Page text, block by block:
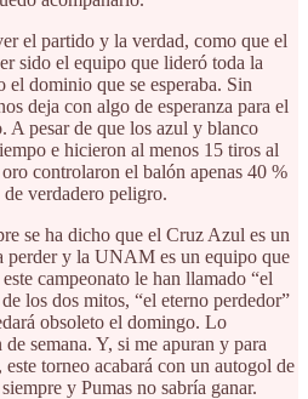
el partido y la verdad, como que el
sido el equipo que lideró toda la
dominio que se esperaba. Sin
deja con algo de esperanza para el
A pesar de que los azul y blanco
e hicieron al menos 15 tiros al
controlaron el balón apenas 40 %
verdadero peligro.
se ha dicho que el Cruz Azul es un
perder y la UNAM es un equipo que
campeonato le han llamado “el
los dos mitos, “el eterno perdedor”
obsoleto el domingo. Lo
semana. Y, si me apuran y para
este torneo acabará con un autogol de
y Pumas no sabría ganar.